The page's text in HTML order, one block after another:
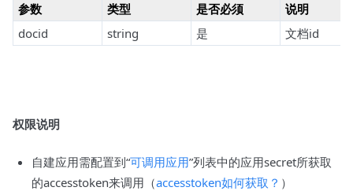
参数 类型 是否必须
说明
docid
string 是 文档id
权限说明
自建应用需配置到“可调用应用”列表中的应用secret所获取
的accesstoken来调用（accesstoken如何获取？ ）